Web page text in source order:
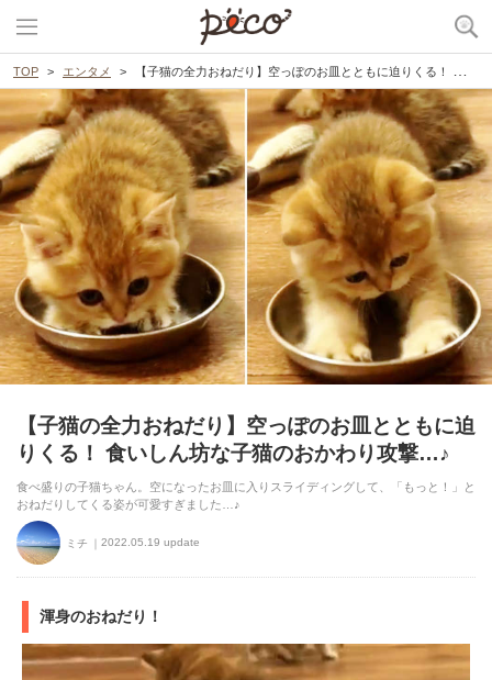
TOP エンタメ 【子猫の全力おねだり】空っぽのお皿とともに迫りくる！ 食いしん坊な子猫のおかわり攻撃…♪
【子猫の全力おねだり】空っぽのお皿とともに迫
りくる！ 食いしん坊な子猫のおかわり攻撃…♪
食べ盛りの子猫ちゃん。空になったお皿に入りスライディングして、「もっと！」と
おねだりしてくる姿が可愛すぎました…♪
ミチ 2022.05.19 update
渾身のおねだり！